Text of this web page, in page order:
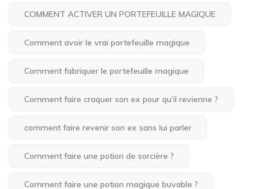
COMMENT ACTIVER UN PORTEFEUILLE MAGIQUE
Comment avoir le vrai portefeuille magique
Comment fabriquer le portefeuille magique
Comment faire craquer son ex pour qu’il revienne ?
comment faire revenir son ex sans lui parler
Comment faire une potion de sorcière ?
Comment faire une potion magique buvable ?